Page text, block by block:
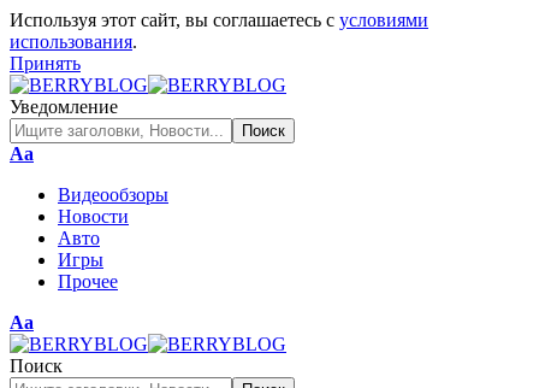
Используя этот сайт, вы соглашаетесь с условиями
использования.
Принять
Уведомление
Изменение
шрифта
Аа
Видеообзоры
Новости
Авто
Игры
Прочее
Изменение
размера
шрифта
Аа
Поиск